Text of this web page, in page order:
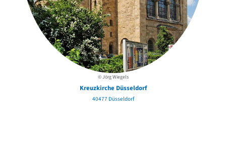
© Jörg Wiegels
Kreuzkirche Düsseldorf
40477 Düsseldorf